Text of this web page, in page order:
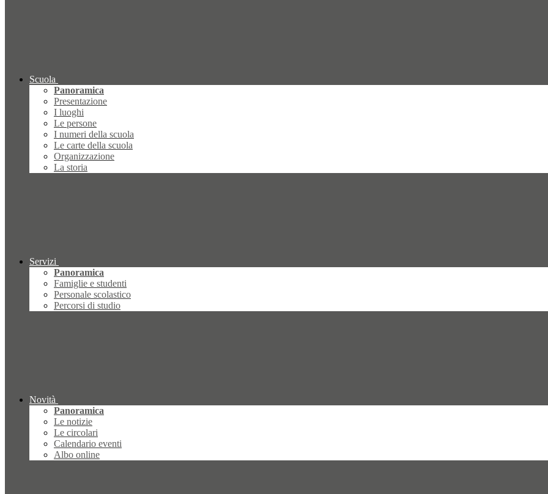
Scuola
Panoramica
Presentazione
I luoghi
Le persone
I numeri della scuola
Le carte della scuola
Organizzazione
La storia
Servizi
Panoramica
Famiglie e studenti
Personale scolastico
Percorsi di studio
Novità
Panoramica
Le notizie
Le circolari
Calendario eventi
Albo online